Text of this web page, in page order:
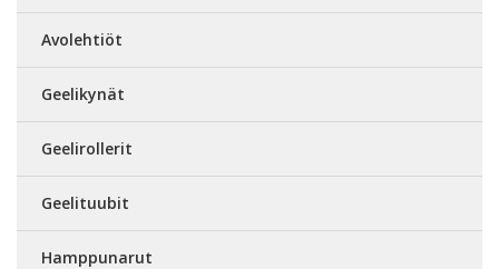
Avolehtiöt
Geelikynät
Geelirollerit
Geelituubit
Hamppunarut